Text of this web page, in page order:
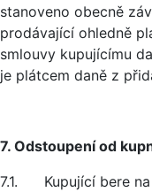
stanoveno obecně
prodávající ohledně
smlouvy kupujícímu
je plátcem daně z
7. Odstoupení od
7.1. Kupující bere na